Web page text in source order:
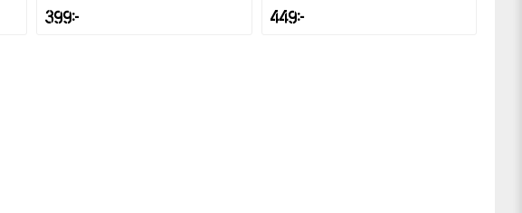
399 kr 449 kr